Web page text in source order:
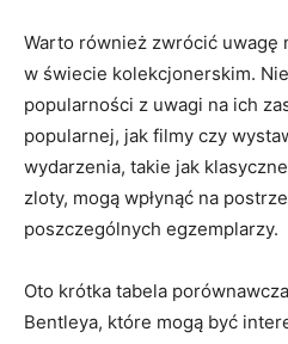
Warto również⁤ zwrócić​ uwagę
w świecie kolekcjonerskim.
popularności ⁢z uwagi na ‍ich
popularnej, jak filmy czy
wydarzenia, takie jak
zloty, mogą ⁣wpłynąć na
poszczególnych egzemplarzy.
Oto krótka tabela
Bentleya, które mogą być